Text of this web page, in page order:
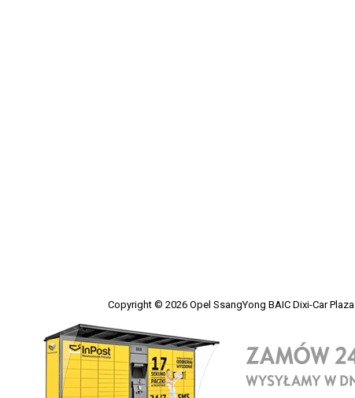
Copyright © 2026 Opel SsangYong BAIC Dixi-Car Plaza